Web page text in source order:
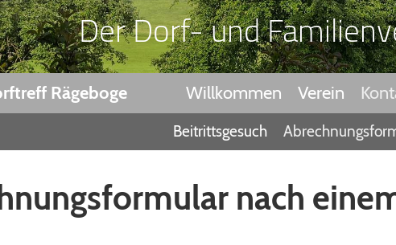
Der Dorf- und
Rägeboge Willkommen Verein
Beitrittsgesuch
nach